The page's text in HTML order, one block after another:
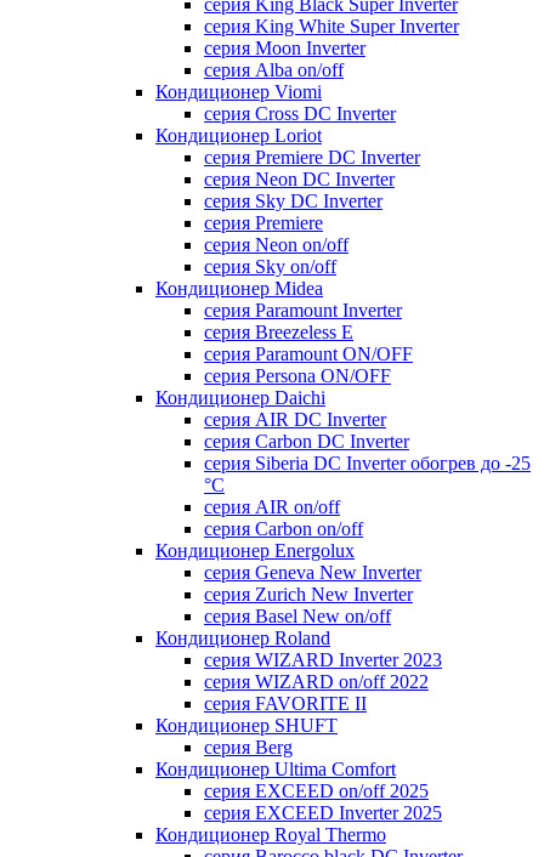
серия King Black Super Inverter
серия King White Super Inverter
серия Moon Inverter
серия Alba on/off
Кондиционер Viomi
серия Cross DC Inverter
Кондиционер Loriot
серия Premiere DC Inverter
серия Neon DC Inverter
серия Sky DC Inverter
серия Premiere
серия Neon on/off
серия Sky on/off
Кондиционер Midea
серия Paramount Inverter
серия Breezeless E
серия Paramount ON/OFF
серия Persona ON/OFF
Кондиционер Daichi
серия AIR DC Inverter
серия Carbon DC Inverter
серия Siberia DC Inverter обогрев до -25
°С
серия AIR on/off
серия Carbon on/off
Кондиционер Energolux
серия Geneva New Inverter
серия Zurich New Inverter
серия Basel New on/off
Кондиционер Roland
серия WIZARD Inverter 2023
серия WIZARD on/off 2022
серия FAVORITE II
Кондиционер SHUFT
серия Berg
Кондиционер Ultima Comfort
серия EXCEED on/off 2025
серия EXCEED Inverter 2025
Кондиционер Royal Thermo